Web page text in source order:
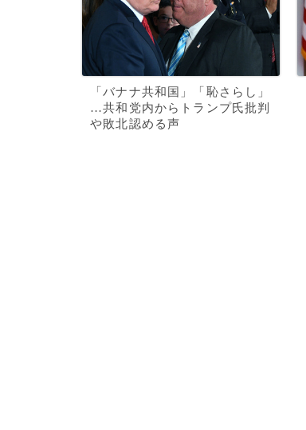
「バナナ共和国」「恥さらし」
…共和党内からトランプ氏批判
や敗北認める声